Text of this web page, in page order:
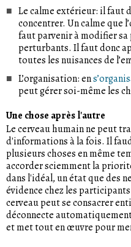
Le calme extérieur: il faut
concentrer. Un calme que
faut parvenir à modifier
perturbants. Il faut donc
toutes les nuisances de
L’organisation: en
peut gérer soi-même les
Une chose après l'autre
Le cerveau humain ne peut
d'informations à la fois. Il
plusieurs choses en même
accorder sciemment la
dans l'idéal, un état que des
évidence chez les
cerveau peut se consacrer
déconnecte
et met tout en œuvre pour